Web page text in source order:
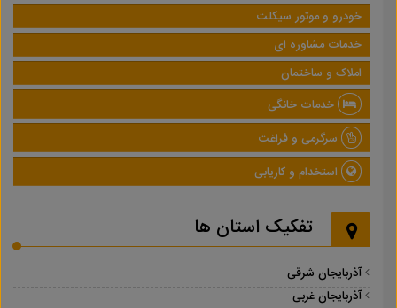
خودرو و موتور سیکلت
خدمات مشاوره ای
املاک و ساختمان
خدمات خانگی
سرگرمی و فراغت
استخدام و کاریابی
تفکیک استان ها
آذربایجان شرقی
آذربایجان غربی